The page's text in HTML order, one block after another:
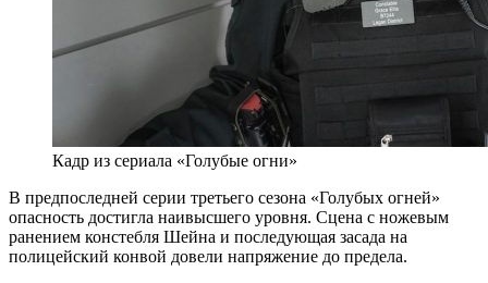
Кадр из сериала «Голубые огни»
В предпоследней серии третьего сезона «Голубых огней»
опасность достигла наивысшего уровня. Сцена с ножевым
ранением констебля Шейна и последующая засада на
полицейский конвой довели напряжение до предела.